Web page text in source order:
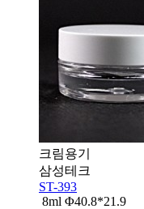
크림용기
삼성테크
ST-393
8ml Φ40.8*21.9